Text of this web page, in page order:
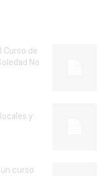
Curso de
No
y
curso